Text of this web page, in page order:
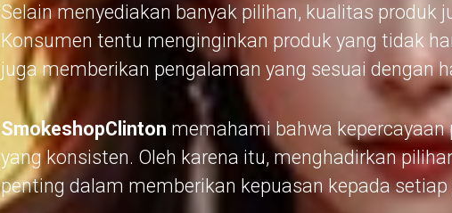
Selain menyediakan banyak pilihan, kualitas produk
Konsumen tentu menginginkan produk yang tidak
juga memberikan pengalaman yang sesuai dengan
SmokeshopClinton memahami bahwa
yang konsisten. Oleh karena itu, menghadirkan
penting dalam memberikan kepuasan kepada setiap